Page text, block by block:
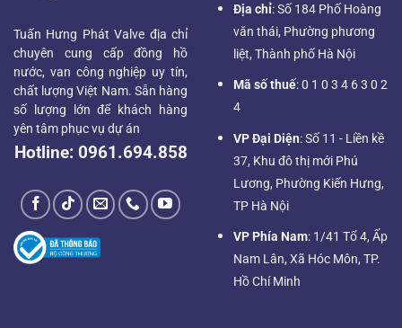
Tuấn Hưng Phát Valve địa chỉ
chuyên cung cấp đồng hồ
nước, van công nghiệp uy tín,
chất lượng Việt Nam. Sẵn hàng
số lượng lớn để khách hàng
yên tâm phục vụ dự án
Hotline: 0961.694.858
Địa chỉ: Số 184 Phố Hoàng
văn thái, Phường phương
liệt, Thành phố Hà Nội
Mã số thuế: 0 1 0 3 4 6 3 0 2
4
VP Đại Diện: Số 11 - Liền kề
37, Khu đô thị mới Phú
Lương, Phường Kiến Hưng,
TP Hà Nội
VP Phía Nam: 1/41 Tổ 4, Ấp
Nam Lân, Xã Hóc Môn, TP.
Hồ Chí Minh